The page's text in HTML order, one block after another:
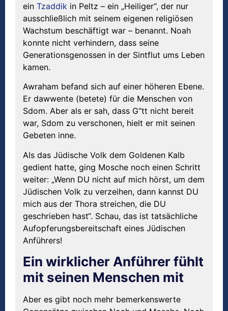
ein Tzaddik in Peltz – ein „Heiliger“, der nur
ausschließlich mit seinem eigenen religiösen
Wachstum beschäftigt war – benannt. Noah
konnte nicht verhindern, dass seine
Generationsgenossen in der Sintflut ums Leben
kamen.
Awraham befand sich auf einer höheren Ebene.
Er dawwente (betete) für die Menschen von
Sdom. Aber als er sah, dass G“tt nicht bereit
war, Sdom zu verschonen, hielt er mit seinen
Gebeten inne.
Als das Jüdische Volk dem Goldenen Kalb
gedient hatte, ging Mosche noch einen Schritt
weiter: „Wenn DU nicht auf mich hörst, um dem
Jüdischen Volk zu verzeihen, dann kannst DU
mich aus der Thora streichen, die DU
geschrieben hast“. Schau, das ist tatsächliche
Aufopferungsbereitschaft eines Jüdischen
Anführers!
Ein wirklicher Anführer fühlt
mit seinen Menschen mit
Aber es gibt noch mehr bemerkenswerte